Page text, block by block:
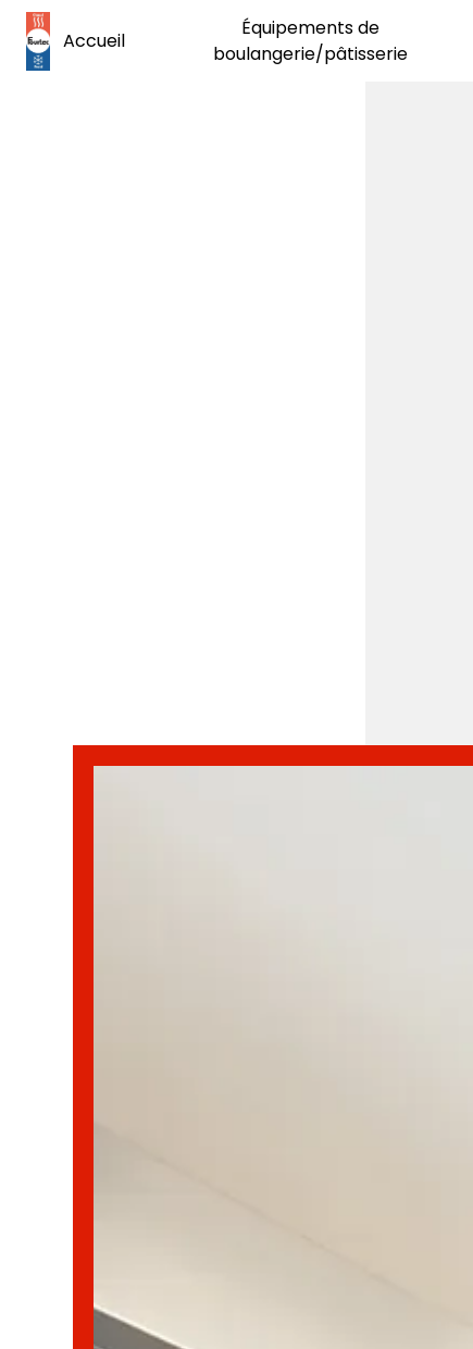
Accueil
Équipements de
boulangerie/pâtisserie
Panneau de gestion des cookies